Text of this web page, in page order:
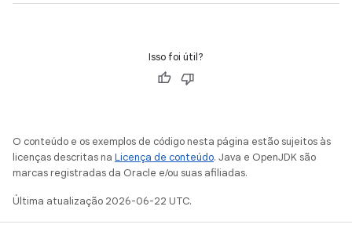
Isso foi útil?
O conteúdo e os exemplos de código nesta página estão sujeitos às
licenças descritas na Licença de conteúdo. Java e OpenJDK são
marcas registradas da Oracle e/ou suas afiliadas.
Última atualização 2026-06-22 UTC.